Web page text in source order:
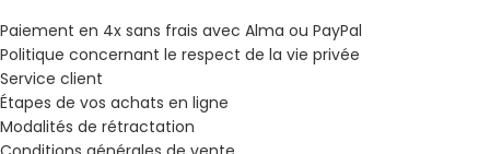
Paiement en 4x sans frais avec Alma ou PayPal
Politique concernant le respect de la vie privée
Service client
Étapes de vos achats en ligne
Modalités de rétractation